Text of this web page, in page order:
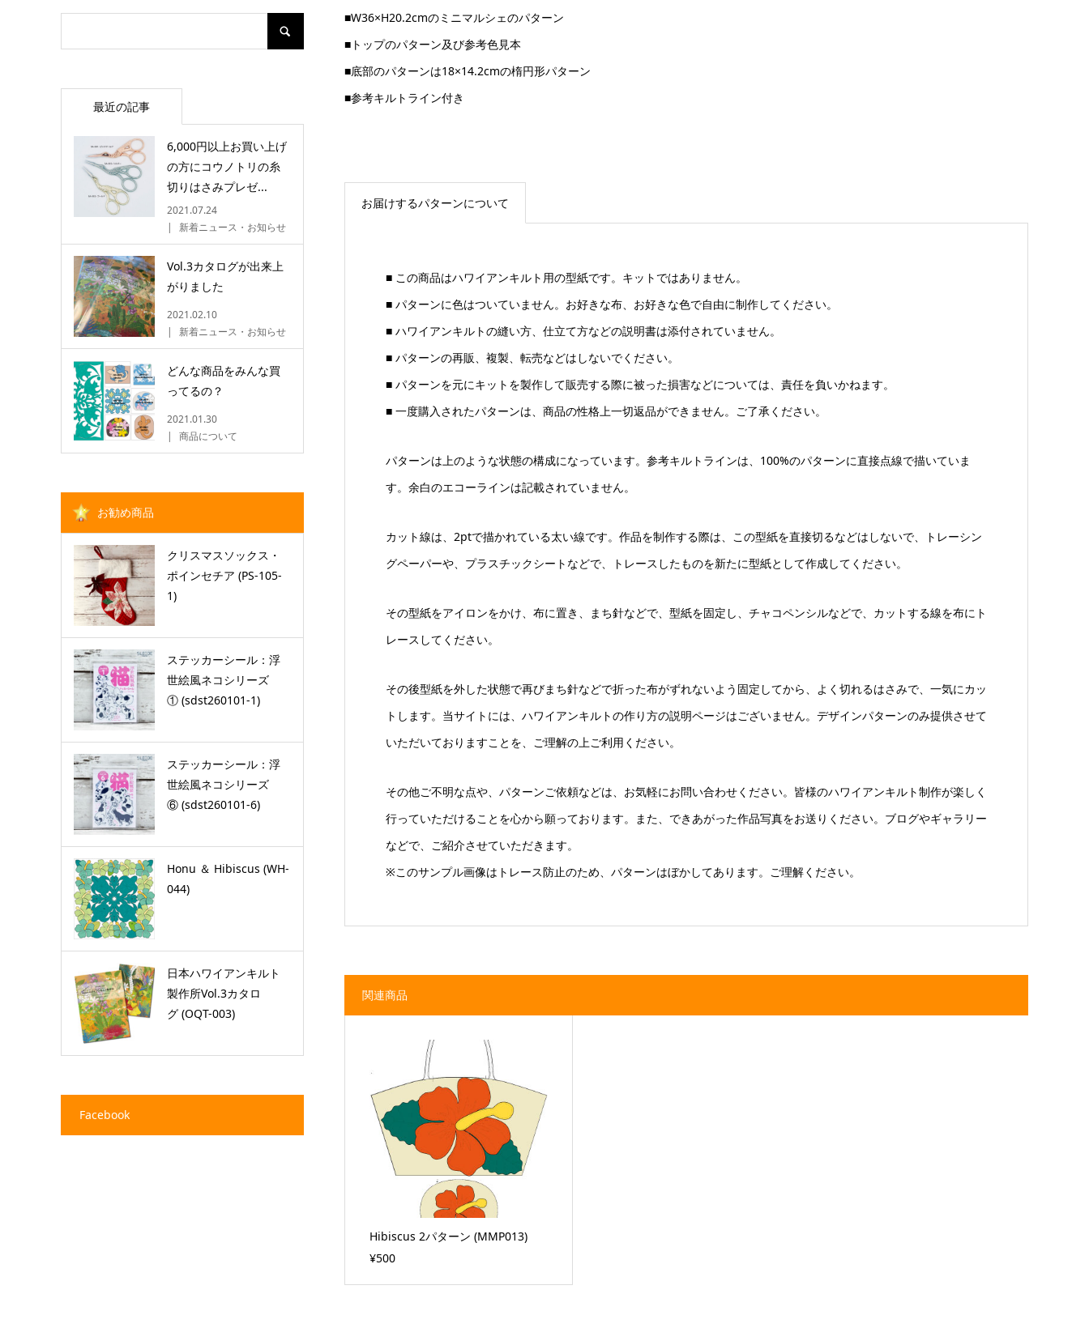
■W36×H20.2cmのミニマルシェのパターン
■トップのパターン及び参考色見本
■底部のパターンは18×14.2cmの楕円形パターン
■参考キルトライン付き
お届けするパターンについて
■ この商品はハワイアンキルト用の型紙です。キットではありません。
■ パターンに色はついていません。お好きな布、お好きな色で自由に制作してください。
■ ハワイアンキルトの縫い方、仕立て方などの説明書は添付されていません。
■ パターンの再販、複製、転売などはしないでください。
■ パターンを元にキットを製作して販売する際に被った損害などについては、責任を負いかねます。
■ 一度購入されたパターンは、商品の性格上一切返品ができません。ご了承ください。
パターンは上のような状態の構成になっています。参考キルトラインは、100%のパターンに直接点線で描いていま
す。余白のエコーラインは記載されていません。
カット線は、2ptで描かれている太い線です。作品を制作する際は、この型紙を直接切るなどはしないで、トレーシン
グペーパーや、プラスチックシートなどで、トレースしたものを新たに型紙として作成してください。
その型紙をアイロンをかけ、布に置き、まち針などで、型紙を固定し、チャコペンシルなどで、カットする線を布にト
レースしてください。
その後型紙を外した状態で再びまち針などで折った布がずれないよう固定してから、よく切れるはさみで、一気にカッ
トします。当サイトには、ハワイアンキルトの作り方の説明ページはございません。デザインパターンのみ提供させて
いただいておりますことを、ご理解の上ご利用ください。
その他ご不明な点や、パターンご依頼などは、お気軽にお問い合わせください。皆様のハワイアンキルト制作が楽しく
行っていただけることを心から願っております。また、できあがった作品写真をお送りください。ブログやギャラリー
などで、ご紹介させていただきます。
※このサンプル画像はトレース防止のため、パターンはぼかしてあります。ご理解ください。
関連商品
Hibiscus 2パターン (MMP013)
¥500
最近の記事
6,000円以上お買い上げ
の方にコウノトリの糸
切りはさみプレゼ...
2021.07.24
新着ニュース・お知らせ
Vol.3カタログが出来上
がりました
2021.02.10
新着ニュース・お知らせ
どんな商品をみんな買
ってるの？
2021.01.30
商品について
お勧め商品
クリスマスソックス・
ポインセチア (PS-105-
1)
ステッカーシール：浮
世絵風ネコシリーズ
① (sdst260101-1)
ステッカーシール：浮
世絵風ネコシリーズ
⑥ (sdst260101-6)
Honu ＆ Hibiscus (WH-
044)
日本ハワイアンキルト
製作所Vol.3カタロ
グ (OQT-003)
Facebook